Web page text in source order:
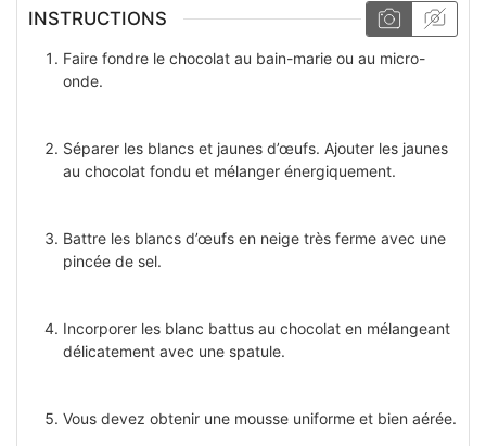
INSTRUCTIONS
Faire fondre le chocolat au bain-marie ou au micro-
onde.
Séparer les blancs et jaunes d’œufs. Ajouter les jaunes
au chocolat fondu et mélanger énergiquement.
Battre les blancs d’œufs en neige très ferme avec une
pincée de sel.
Incorporer les blanc battus au chocolat en mélangeant
délicatement avec une spatule.
Vous devez obtenir une mousse uniforme et bien aérée.